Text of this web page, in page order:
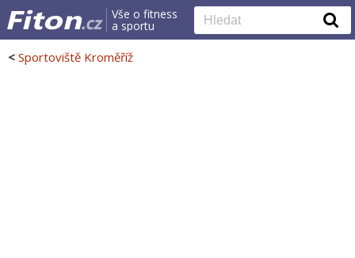
Vše o fitness
a sportu
< Sportoviště Kroměříž